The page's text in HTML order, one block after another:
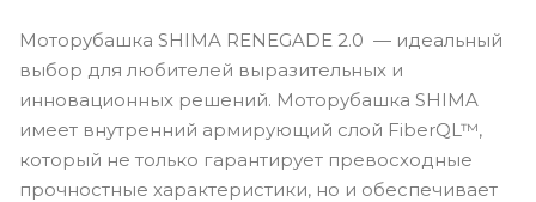
Моторубашка SHIMA RENEGADE 2.0 — идеальный
выбор для любителей выразительных и
инновационных решений. Моторубашка SHIMA
имеет внутренний армирующий слой FiberQL™,
который не только гарантирует превосходные
прочностные характеристики, но и обеспечивает